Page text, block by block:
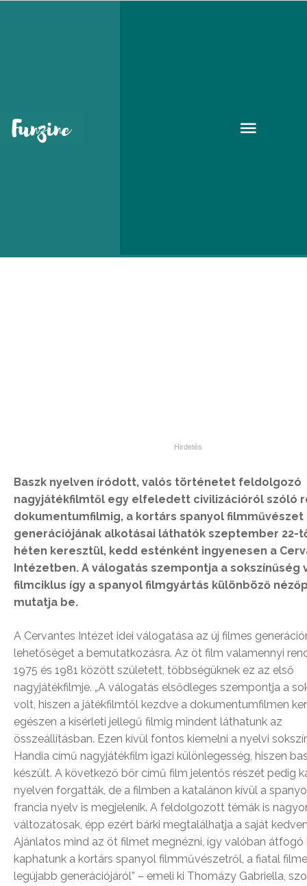
ingyenesen a Cervantes
Baszk nyelven íródott, valós történetet feldolgozó
nagyjátékfilmtől egy elfeledett civilizációról szóló
dokumentumfilmig, a kortárs spanyol filmművészet
generációjának alkotásai láthatók szeptember 22-
héten keresztül, kedd esténként ingyenesen a
Intézetben. A válogatás szempontja a sokszínűség
filmciklus így a spanyol filmgyártás különböző
mutatja be.
A Cervantes Intézet idei válogatása az új filmes
lehetőséget a bemutatkozásra. Az öt film valamennyi
1975 és 1981 között született, többségüknek ez az első
nagyjátékfilmje. „A válogatás elsődleges szempontja a
volt, hiszen a játékfilmtől kezdve a dokumentumfilmen
egészen a kísérleti jellegű filmig mindent láthatunk az
összeállításban. Ezen kívül fontos kiemelni a nyelvi
Handia című nagyjátékfilm igazi különlegesség, hiszen
készült. A következő bőr című film jelentős részét pedig
nyelven forgatták, de a filmben a katalánon kívül a
francia nyelv is megjelenik. A feldolgozott témák is
változatosak, épp ezért bárki megtalálhatja a saját
Ajánlatos mind az öt filmet megnézni, így valóban átfogó
kaphatunk a kortárs spanyol filmművészetről, a fiatal
legújabb generációjáról” – emeli ki Thomázy Gabriella,